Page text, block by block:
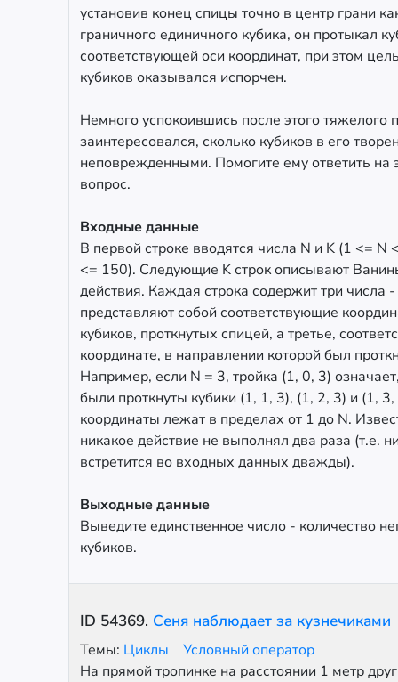
установив конец спицы точно в центр грани
граничного единичного кубика, он протыкал
соответствующей оси координат, при этом
кубиков оказывался испорчен.
Немного успокоившись после этого тяжелого
заинтересовался, сколько кубиков в его
неповрежденными. Помогите ему ответить на
вопрос.
Входные данные
В первой строке вводятся числа N и K (1 <= N
<= 150). Следующие K строк описывают
действия. Каждая строка содержит три числа
представляют собой соответствующие
кубиков, проткнутых спицей, а третье,
координате, в направлении которой был
Например, если N = 3, тройка (1, 0, 3)
были проткнуты кубики (1, 1, 3), (1, 2, 3) и (1,
координаты лежат в пределах от 1 до N.
никакое действие не выполнял два раза (т.е.
встретится во входных данных дважды).
Выходные данные
Выведите единственное число - количество
кубиков.
ID 54369. Сеня наблюдает за кузнечиками
Темы: Циклы
Условный оператор
На прямой тропинке на расстоянии 1 метр